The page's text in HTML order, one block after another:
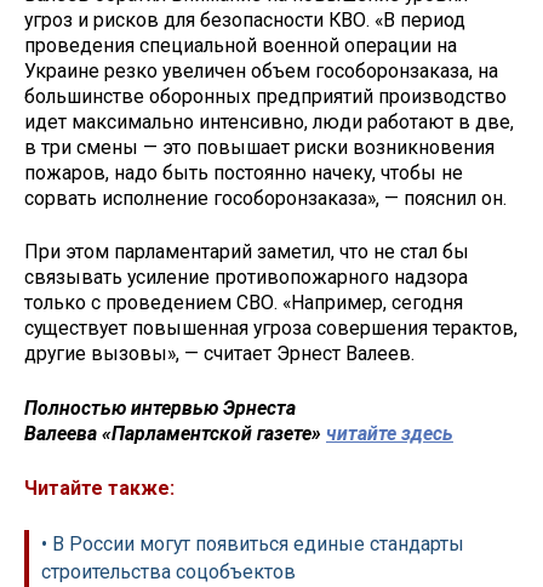
угроз и рисков для безопасности КВО. «В период
проведения специальной военной операции на
Украине резко увеличен объем гособоронзаказа, на
большинстве оборонных предприятий производство
идет максимально интенсивно, люди работают в две,
в три смены — это повышает риски возникновения
пожаров, надо быть постоянно начеку, чтобы не
сорвать исполнение гособоронзаказа», — пояснил он.
При этом парламентарий заметил, что не стал бы
связывать усиление противопожарного надзора
только с проведением СВО. «Например, сегодня
существует повышенная угроза совершения терактов,
другие вызовы», — считает Эрнест Валеев.
Полностью интервью Эрнеста
Валеева «Парламентской газете» читайте здесь
Читайте также:
• В России могут появиться единые стандарты
строительства соцобъектов